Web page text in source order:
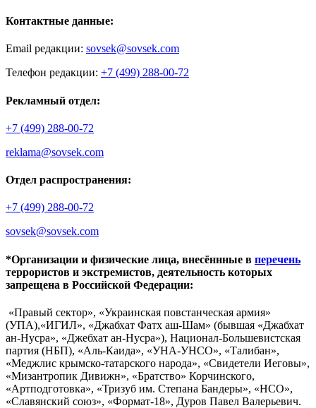
Контактные данные:
Email редакции: sovsek@sovsek.com
Телефон редакции: +7 (499) 288-00-72
Рекламный отдел:
+7 (499) 288-00-72
reklama@sovsek.com
Отдел распространения:
+7 (499) 288-00-72
sovsek@sovsek.com
*Организации и физические лица, внесённные в перечень
террористов и экстремистов, деятельность которых
запрещена в Российской Федерации:
«Правый сектор», «Украинская повстанческая армия»
(УПА),«ИГИЛ», «Джабхат Фатх аш-Шам» (бывшая «Джабхат
ан-Нусра», «Джебхат ан-Нусра»), Национал-Большевистская
партия (НБП), «Аль-Каида», «УНА-УНСО», «Талибан»,
«Меджлис крымско-татарского народа», «Свидетели Иеговы»,
«Мизантропик Дивижн», «Братство» Корчинского,
«Артподготовка», «Тризуб им. Степана Бандеры», «НСО»,
«Славянский союз», «Формат-18», Дуров Павел Валерьевич.